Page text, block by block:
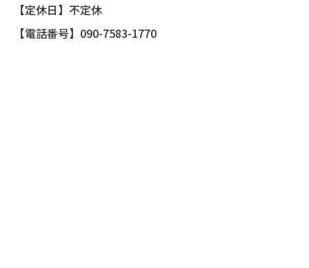
【定休日】不定休
【電話番号】090-7583-1770